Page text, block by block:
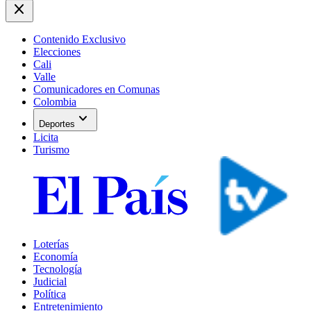
close
Contenido Exclusivo
Elecciones
Cali
Valle
Comunicadores en Comunas
Colombia
Deportes expand_more
Licita
Turismo
Loterías
Economía
Tecnología
Judicial
Política
Entretenimiento